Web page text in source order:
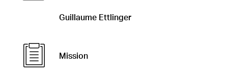
Guillaume Ettlinger
Mission